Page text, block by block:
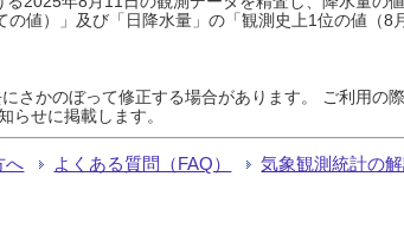
の値）」及び「日降水量」の「観測史上1位の値（
さかのぼって修正する場合があります。 ご利用の
らせに掲載します。
へ よくある質問（FAQ） 気象観測統計の